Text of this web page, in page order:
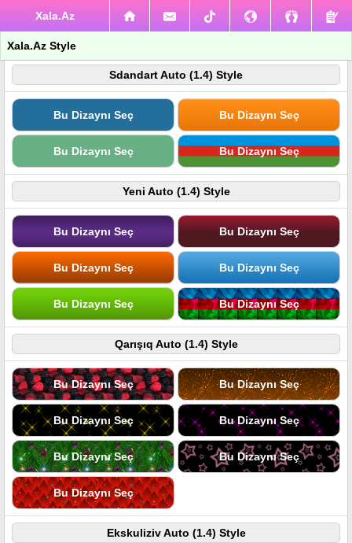
Xala.Az
Xala.Az Style
Sdandart Auto (1.4) Style
Bu Dizaynı Seç Bu Dizaynı Seç
Bu Dizaynı Seç Bu Dizaynı Seç
Yeni Auto (1.4) Style
Bu Dizaynı Seç Bu Dizaynı Seç
Bu Dizaynı Seç Bu Dizaynı Seç
Bu Dizaynı Seç Bu Dizaynı Seç
Qarışıq Auto (1.4) Style
Bu Dizaynı Seç Bu Dizaynı Seç
Bu Dizaynı Seç Bu Dizaynı Seç
Bu Dizaynı Seç Bu Dizaynı Seç
Bu Dizaynı Seç
Ekskuliziv Auto (1.4) Style